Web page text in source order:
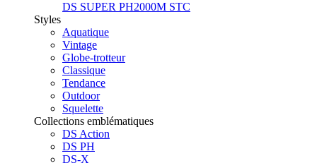
DS SUPER PH2000M STC
Styles
Aquatique
Vintage
Globe-trotteur
Classique
Tendance
Outdoor
Squelette
Collections emblématiques
DS Action
DS PH
DS-X